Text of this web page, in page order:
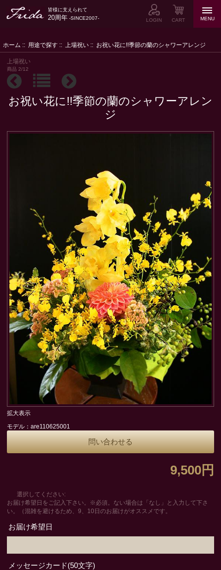
皆様に支えられて
20周年-SINCE2007- LOGIN CART MENU
ホーム :: 用途で探す:: 上場祝い:: お祝い花に!!季節の蘭のシャワーアレンジ
上場祝い
商品 2/12
お祝い花に!!季節の蘭のシャワーアレン
ジ
拡大表示
モデル：are110625001
問い合わせる
9,500円
選択してください:
お届け希望日をご記入下さい。※必須。ない場合は「なし」と入力して下さ
い。（混雑を避けるため、9、10日のお届けがオススメです。
お届け希望日
メッセージカード(50文字)